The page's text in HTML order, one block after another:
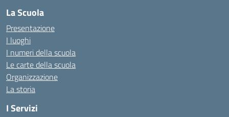
La Scuola
Presentazione
I luoghi
I numeri della scuola
Le carte della scuola
Organizzazione
La storia
I Servizi